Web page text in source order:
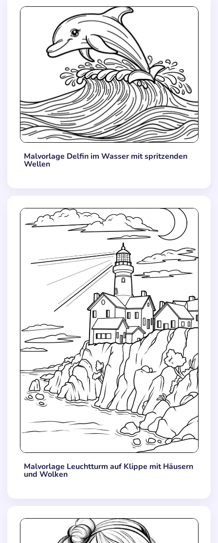
Malvorlage Delfin im Wasser mit spritzenden
Wellen
Malvorlage Leuchtturm auf Klippe mit Häusern
und Wolken